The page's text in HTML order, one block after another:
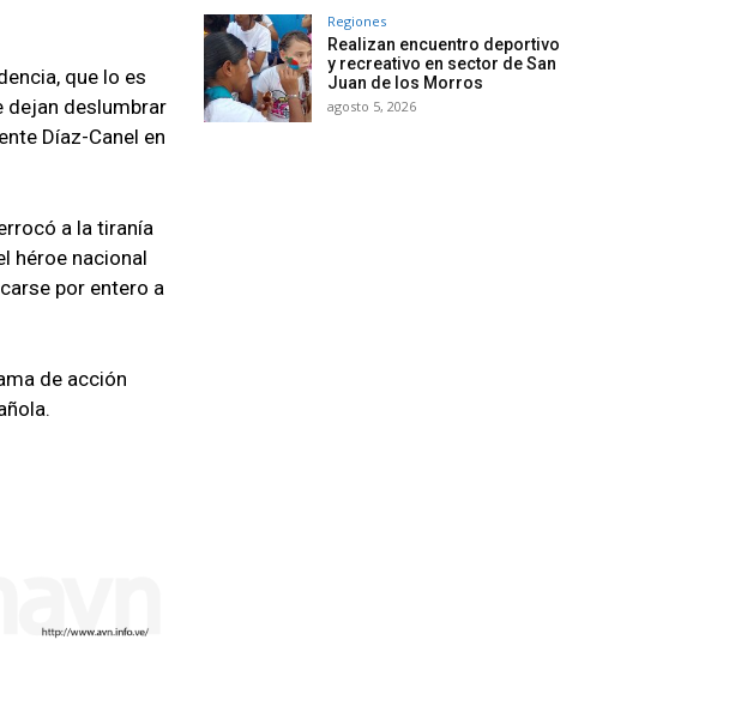
que lo es
dejan deslumbrar
Díaz-Canel en
a la tiranía
héroe nacional
por entero a
de acción
Regiones
Realizan encuentro deportivo
y recreativo en sector de San
Juan de los Morros
agosto 5, 2026